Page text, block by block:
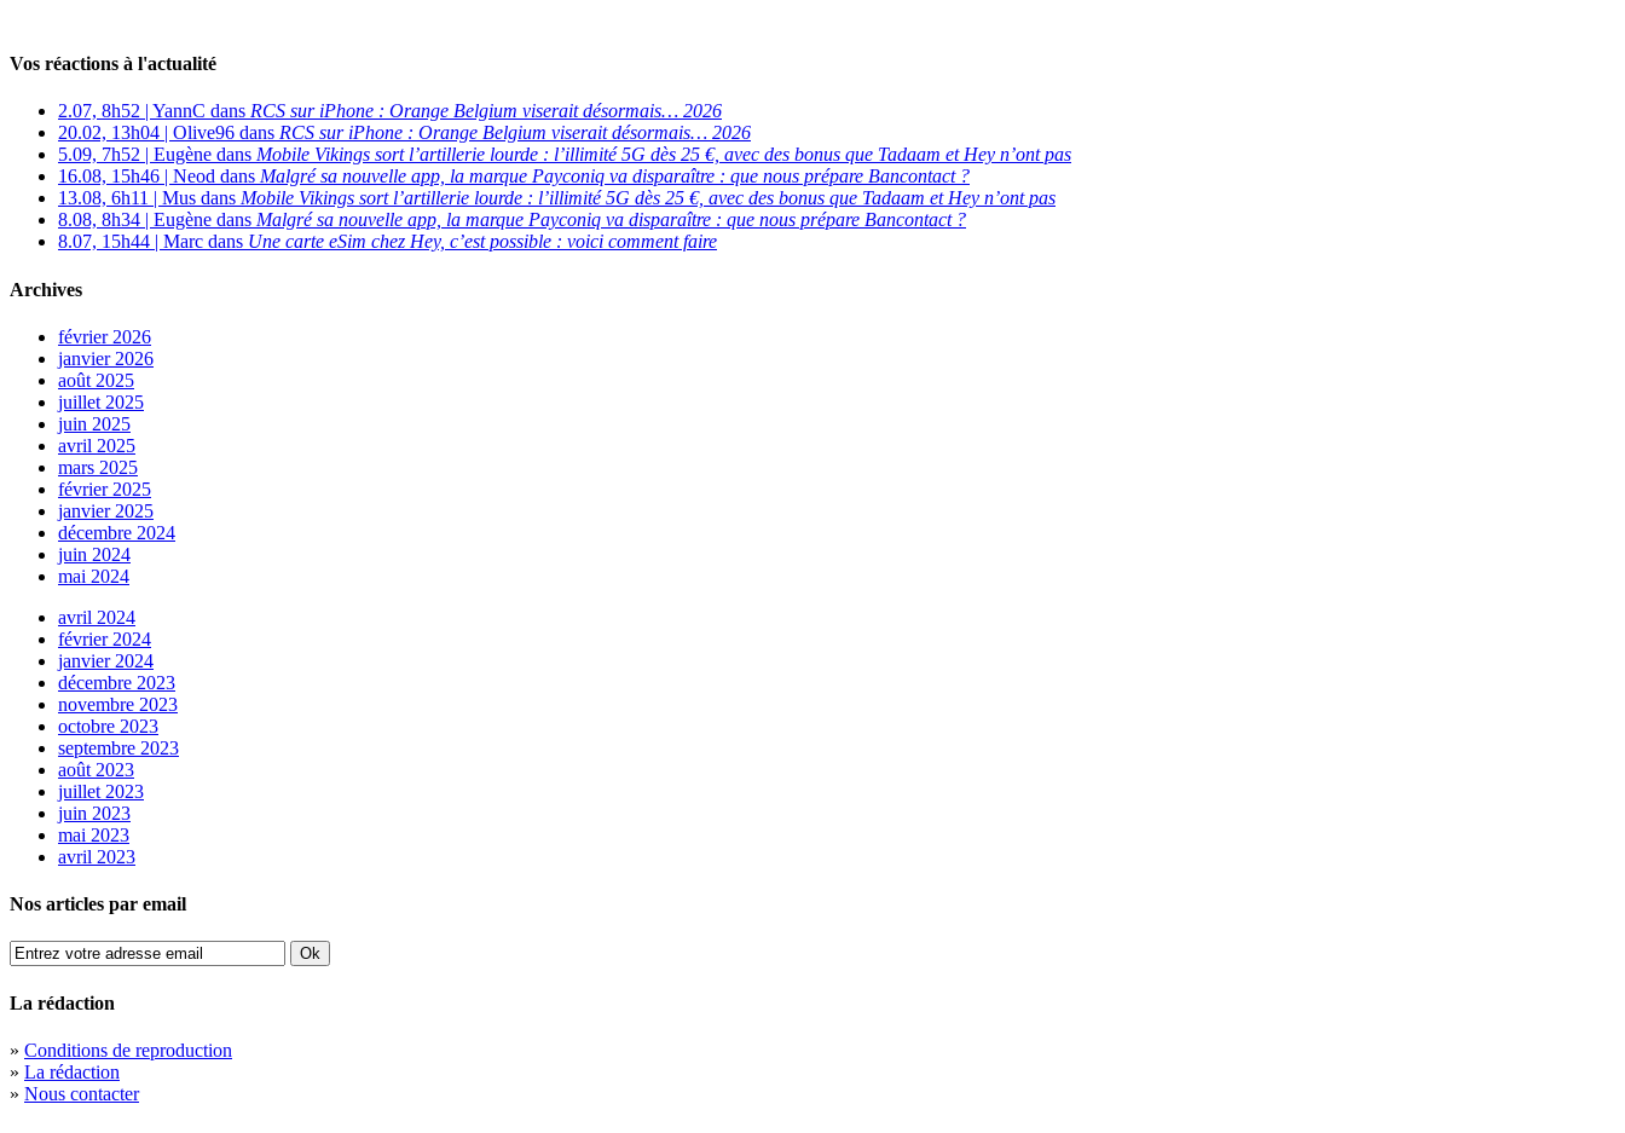
Vos réactions à l'actualité
2.07, 8h52 | YannC dans RCS sur iPhone : Orange Belgium viserait désormais… 2026
20.02, 13h04 | Olive96 dans RCS sur iPhone : Orange Belgium viserait désormais… 2026
5.09, 7h52 | Eugène dans Mobile Vikings sort l’artillerie lourde : l’illimité 5G dès 25 €, avec des bonus que Tadaam et Hey n’ont pas
16.08, 15h46 | Neod dans Malgré sa nouvelle app, la marque Payconiq va disparaître : que nous prépare Bancontact ?
13.08, 6h11 | Mus dans Mobile Vikings sort l’artillerie lourde : l’illimité 5G dès 25 €, avec des bonus que Tadaam et Hey n’ont pas
8.08, 8h34 | Eugène dans Malgré sa nouvelle app, la marque Payconiq va disparaître : que nous prépare Bancontact ?
8.07, 15h44 | Marc dans Une carte eSim chez Hey, c’est possible : voici comment faire
Archives
février 2026
janvier 2026
août 2025
juillet 2025
juin 2025
avril 2025
mars 2025
février 2025
janvier 2025
décembre 2024
juin 2024
mai 2024
avril 2024
février 2024
janvier 2024
décembre 2023
novembre 2023
octobre 2023
septembre 2023
août 2023
juillet 2023
juin 2023
mai 2023
avril 2023
Nos articles par email
La rédaction
» Conditions de reproduction
» La rédaction
» Nous contacter